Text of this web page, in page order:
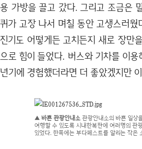
용 가방을 끌고 갔다. 그리고 조금은
퀴가 고장 나서 며칠 동안 고생스러
진기도 어떻게든 고치든지 새로 장만
으로 힘이 들었다. 버스와 기차를 이
년기에 경험했더라면 더 좋았겠지만
▲ 바쁜 관광안내소관광안내소의 바쁜 일상
여행할 수 있도록 시내한복판에 여러명의 관
있었다. 한쪽에는 부다페스트를 알리는 작은